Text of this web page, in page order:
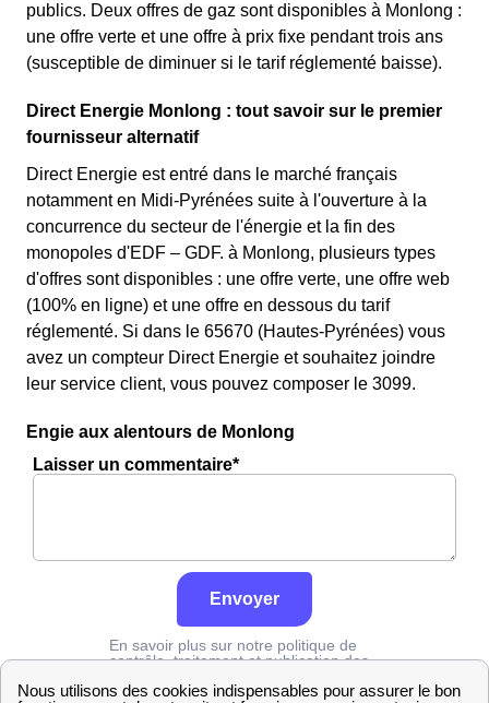
publics. Deux offres de gaz sont disponibles à Monlong :
une offre verte et une offre à prix fixe pendant trois ans
(susceptible de diminuer si le tarif réglementé baisse).
Direct Energie Monlong : tout savoir sur le premier
fournisseur alternatif
Direct Energie est entré dans le marché français
notamment en Midi-Pyrénées suite à l'ouverture à la
concurrence du secteur de l'énergie et la fin des
monopoles d'EDF – GDF. à Monlong, plusieurs types
d'offres sont disponibles : une offre verte, une offre web
(100% en ligne) et une offre en dessous du tarif
réglementé. Si dans le 65670 (Hautes-Pyrénées) vous
avez un compteur Direct Energie et souhaitez joindre
leur service client, vous pouvez composer le 3099.
Engie aux alentours de Monlong
Laisser un commentaire*
Envoyer
En savoir plus sur notre politique de
contrôle, traitement et publication des